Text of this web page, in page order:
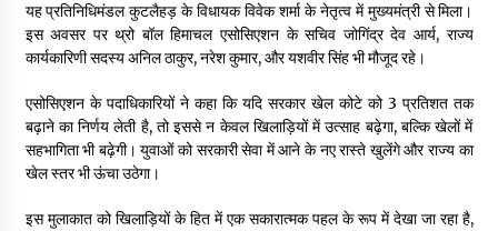
यह प्रतिनिधिमंडल कुटलैहड़ के विधायक विवेक शर्मा के नेतृत्व में मुख्यमंत्री से मिला।
इस अवसर पर थ्रो बॉल हिमाचल एसोसिएशन के सचिव जोगिंद्र देव आर्य, राज्य
कार्यकारिणी सदस्य अनिल ठाकुर, नरेश कुमार, और यशवीर सिंह भी मौजूद रहे।
एसोसिएशन के पदाधिकारियों ने कहा कि यदि सरकार खेल कोटे को 3 प्रतिशत तक
बढ़ाने का निर्णय लेती है, तो इससे न केवल खिलाड़ियों में उत्साह बढ़ेगा, बल्कि खेलों में
सहभागिता भी बढ़ेगी। युवाओं को सरकारी सेवा में आने के नए रास्ते खुलेंगे और राज्य का
खेल स्तर भी ऊंचा उठेगा।
इस मुलाकात को खिलाड़ियों के हित में एक सकारात्मक पहल के रूप में देखा जा रहा है,